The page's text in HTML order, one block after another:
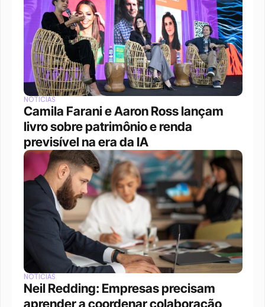
NOTÍCIAS
Camila Farani e Aaron Ross lançam
livro sobre patrimônio e renda
previsível na era da IA
NOTÍCIAS
Neil Redding: Empresas precisam
aprender a coordenar colaboração